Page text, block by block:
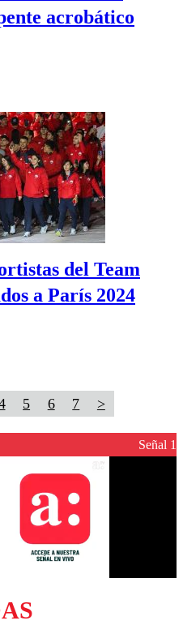
acrobático
del Team
a París 2024
5 6 7 >
Señal 1